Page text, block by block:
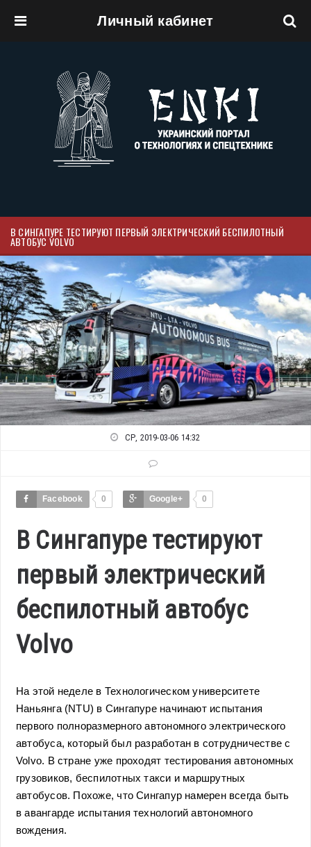
Личный кабинет
В СИНГАПУРЕ ТЕСТИРУЮТ ПЕРВЫЙ ЭЛЕКТРИЧЕСКИЙ БЕСПИЛОТНЫЙ
АВТОБУС VOLVO
СР, 2019-03-06 14:32
Facebook 0 Google+ 0
В Сингапуре тестируют
первый электрический
беспилотный автобус
Volvo
На этой неделе в Технологическом университете
Наньянга (NTU) в Сингапуре начинают испытания
первого полноразмерного автономного электрического
автобуса, который был разработан в сотрудничестве с
Volvo. В стране уже проходят тестирования автономных
грузовиков, беспилотных такси и маршрутных
автобусов. Похоже, что Сингапур намерен всегда быть
в авангарде испытания технологий автономного
вождения.